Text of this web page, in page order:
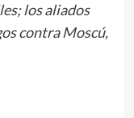
los aliados
contra Moscú,